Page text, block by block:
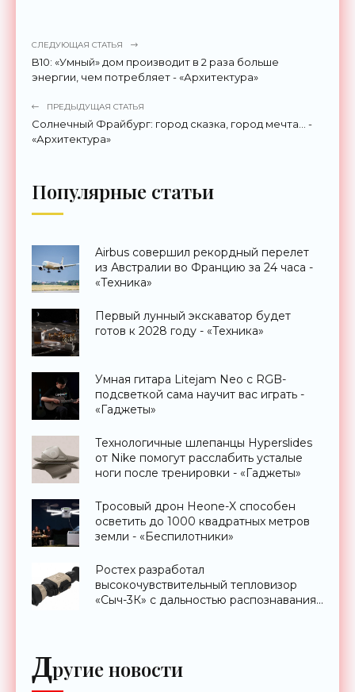
СЛЕДУЮЩАЯ СТАТЬЯ
B10: «Умный» дом производит в 2 раза больше
энергии, чем потребляет - «Архитектура»
ПРЕДЫДУЩАЯ СТАТЬЯ
Солнечный Фрайбург: город сказка, город мечта… -
«Архитектура»
Популярные статьи
Airbus совершил рекордный перелет
из Австралии во Францию за 24 часа -
«Техника»
Первый лунный экскаватор будет
готов к 2028 году - «Техника»
Умная гитара Litejam Neo с RGB-
подсветкой сама научит вас играть -
«Гаджеты»
Технологичные шлепанцы Hyperslides
от Nike помогут расслабить усталые
ноги после тренировки - «Гаджеты»
Тросовый дрон Heone-X способен
осветить до 1000 квадратных метров
земли - «Беспилотники»
Ростех разработал
высокочувствительный тепловизор
«Сыч-3К» с дальностью распознавания
Другие новости